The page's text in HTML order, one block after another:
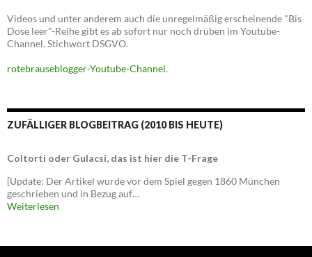
Videos und unter anderem auch die unregelmäßig erscheinende "Bis
Dose leer"-Reihe gibt es ab sofort nur noch drüben im Youtube-
Channel. Stichwort DSGVO.
rotebrauseblogger-Youtube-Channel.
ZUFÄLLIGER BLOGBEITRAG (2010 BIS HEUTE)
Coltorti oder Gulacsi, das ist hier die T-Frage
[Update: Der Artikel wurde vor dem Spiel gegen 1860 München
geschrieben und in Bezug auf…
Weiterlesen